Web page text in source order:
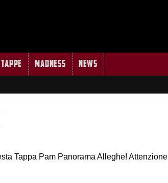
tappe MADNESS News
Tappa Pam Panorama Alleghe! Attenzione